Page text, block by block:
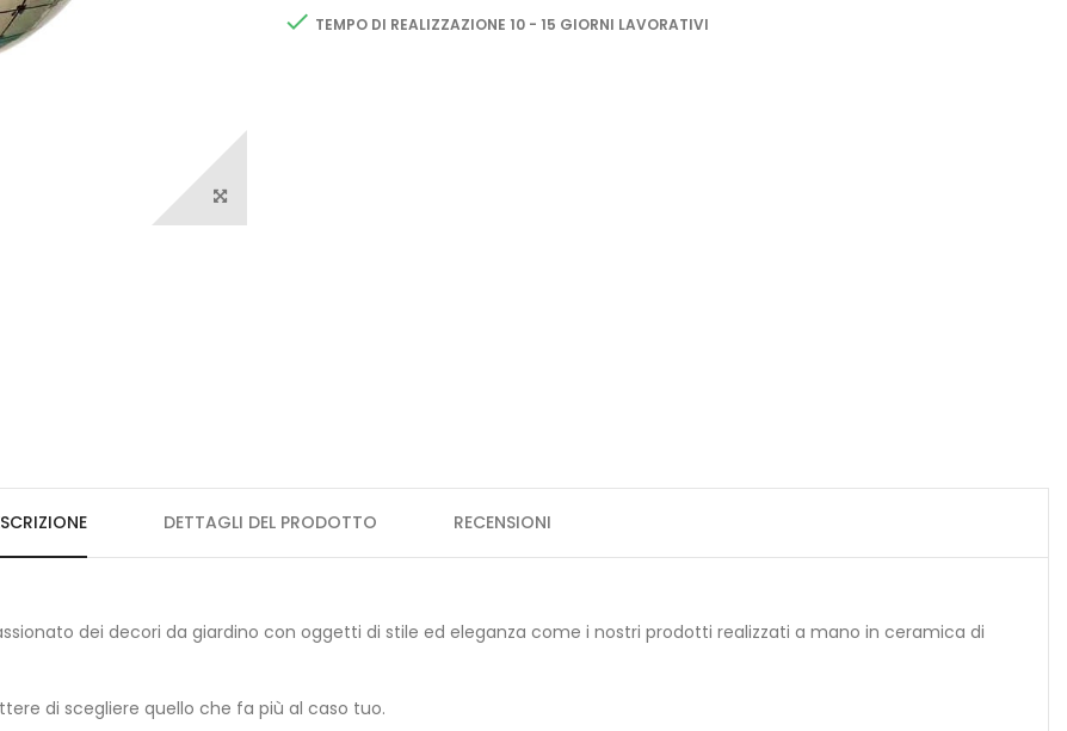
 TEMPO DI REALIZZAZIONE 10 - 15 GIORNI LAVORATIVI
DETTAGLI DEL PRODOTTO RECENSIONI
dei decori da giardino con oggetti di stile ed eleganza come i nostri prodotti realizzati a mano in ceramica di
di scegliere quello che fa più al caso tuo.